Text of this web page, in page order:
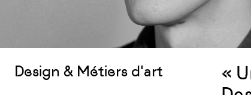
Design & Métiers d'art «